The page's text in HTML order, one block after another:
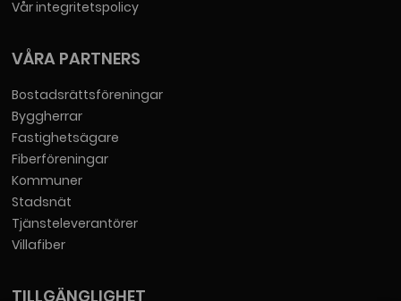
Vår integritetspolicy
VÅRA PARTNERS
Bostadsrättsföreningar
Byggherrar
Fastighetsägare
Fiberföreningar
Kommuner
Stadsnät
Tjänsteleverantörer
Villafiber
TILLGÄNGLIGHET